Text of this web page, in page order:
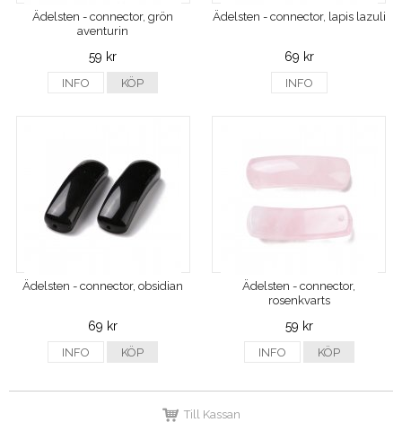
Ädelsten - connector, grön
aventurin
59 kr
INFO KÖP
Ädelsten - connector, lapis lazuli
69 kr
INFO
Ädelsten - connector, obsidian
69 kr
INFO KÖP
Ädelsten - connector,
rosenkvarts
59 kr
INFO KÖP
Till Kassan